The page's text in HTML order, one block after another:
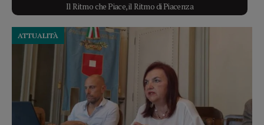
Il Ritmo che Piace, il Ritmo di Piacenza
ATTUALITÀ